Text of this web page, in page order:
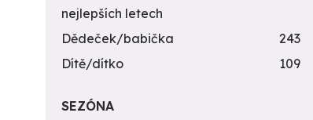
nejlepších letech
Dědeček/babička
243
Dítě/dítko
109
SEZÓNA